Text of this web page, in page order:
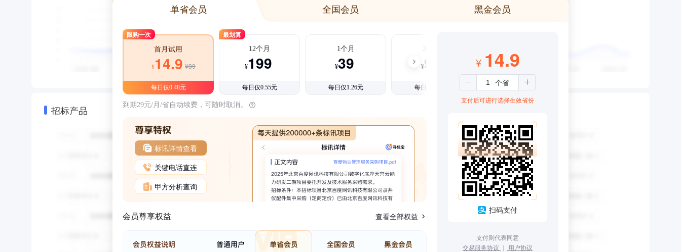
招标产品
单省会员 全国会员 黑金会员
限购一次
首月试用
¥14.9 ¥39
每日仅0.48元
最划算
12个月
¥199
每日仅0.55元
1个月
¥39
每日仅1.26元
3个月
¥99
每日仅1.08元
到期29元/月/省自动续费，可随时取消。
标讯详情查看
关键电话直连
甲方分析查询
会员尊享权益 查看全部权益
¥ 14.9
支付后可进行选择生效省份
扫码支付
支付则代表同意
交易服务协议 ｜ 用户协议